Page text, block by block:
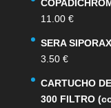
11.00 €
SERA
3.50 €
CARTUCHO
300 FILTRO